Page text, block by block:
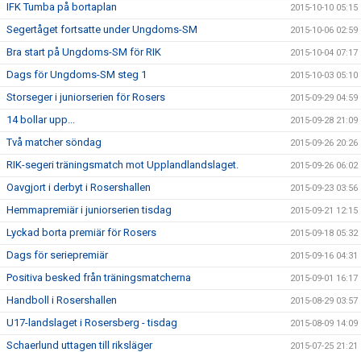
IFK Tumba på bortaplan 2015-10-10 05:15
Segertåget fortsatte under Ungdoms-SM 2015-10-06 02:59
Bra start på Ungdoms-SM för RIK 2015-10-04 07:17
Dags för Ungdoms-SM steg 1 2015-10-03 05:10
Storseger i juniorserien för Rosers 2015-09-29 04:59
14 bollar upp... 2015-09-28 21:09
Två matcher söndag 2015-09-26 20:26
RIK-segeri träningsmatch mot Upplandlandslaget. 2015-09-26 06:02
Oavgjort i derbyt i Rosershallen 2015-09-23 03:56
Hemmapremiär i juniorserien tisdag 2015-09-21 12:15
Lyckad borta premiär för Rosers 2015-09-18 05:32
Dags för seriepremiär 2015-09-16 04:31
Positiva besked från träningsmatcherna 2015-09-01 16:17
Handboll i Rosershallen 2015-08-29 03:57
U17-landslaget i Rosersberg - tisdag 2015-08-09 14:09
Schaerlund uttagen till riksläger 2015-07-25 21:21